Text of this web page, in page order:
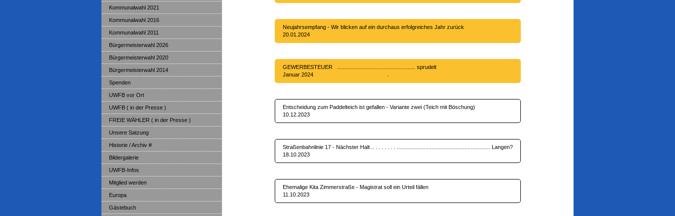
Neujahrsempfang - Wir blicken auf ein durchaus erfolgreiches Jahr zurück
20.01.2024
GEWERBESTEUER .................................................... sprudelt
Januar 2024 .
Entscheidung zum Paddelteich ist gefallen - Variante zwei (Teich mit Böschung)
10.12.2023
Straßenbahnlinie 17 - Nächster Halt .. . . . . . . . .............................................................. Langen?
18.10.2023
Ehemalige Kita Zimmerstraße - Magistrat soll ein Urteil fällen
11.10.2023
Kommunalwahl 2021
Kommunalwahl 2016
Kommunalwahl 2011
Bürgermeisterwahl 2026
Bürgermeisterwahl 2020
Bürgermeisterwahl 2014
Spenden
UWFB vor Ort
UWFB ( in der Presse )
FREIE WÄHLER ( in der Presse )
Unsere Satzung
Historie / Archiv #
Bildergalerie
UWFB-Infos
Mitglied werden
Europa
Gästebuch